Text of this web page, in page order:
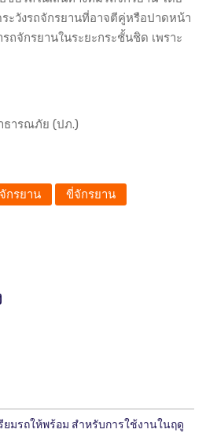
ระวังรถจักรยานที่อาจตีคู่หรือปาดหน้า
ถจักรยานในระยะกระชั้นชิด เพราะ
ธารณภัย (ปภ.)
กรยาน ขี่จักรยาน
ยมรถให้พร้อม สำหรับการใช้งานในฤดู